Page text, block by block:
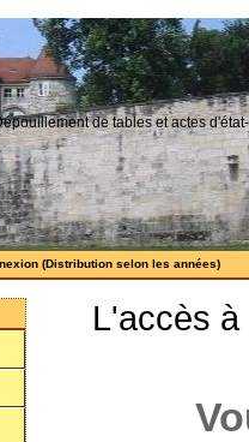
de tables et actes
(Distribution selon les années)
L'accès